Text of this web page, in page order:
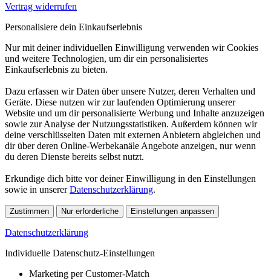
Vertrag widerrufen
Personalisiere dein Einkaufserlebnis
Nur mit deiner individuellen Einwilligung verwenden wir Cookies
und weitere Technologien, um dir ein personalisiertes
Einkaufserlebnis zu bieten.
Dazu erfassen wir Daten über unsere Nutzer, deren Verhalten und
Geräte. Diese nutzen wir zur laufenden Optimierung unserer
Website und um dir personalisierte Werbung und Inhalte anzuzeigen
sowie zur Analyse der Nutzungsstatistiken. Außerdem können wir
deine verschlüsselten Daten mit externen Anbietern abgleichen und
dir über deren Online-Werbekanäle Angebote anzeigen, nur wenn
du deren Dienste bereits selbst nutzt.
Erkundige dich bitte vor deiner Einwilligung in den Einstellungen
sowie in unsererDatenschutzerklärung.
Zustimmen Nur erforderliche Einstellungen anpassen
Datenschutzerklärung
Individuelle Datenschutz-Einstellungen
Marketing per Customer-Match